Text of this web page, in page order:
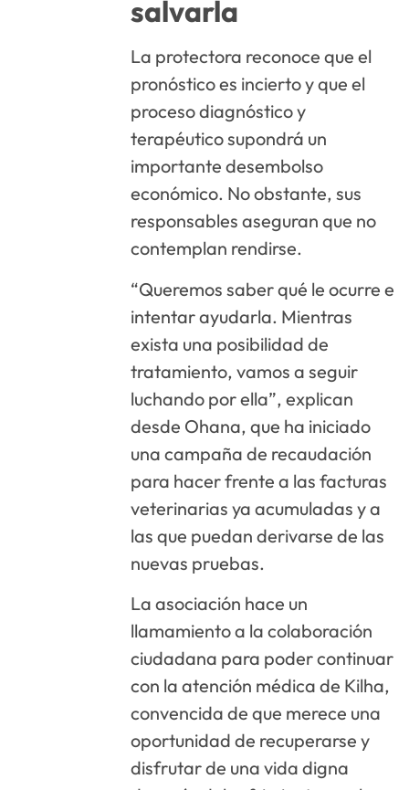
salvarla
La protectora reconoce que el
pronóstico es incierto y que el
proceso diagnóstico y
terapéutico supondrá un
importante desembolso
económico. No obstante, sus
responsables aseguran que no
contemplan rendirse.
“Queremos saber qué le ocurre e
intentar ayudarla. Mientras
exista una posibilidad de
tratamiento, vamos a seguir
luchando por ella”, explican
desde Ohana, que ha iniciado
una campaña de recaudación
para hacer frente a las facturas
veterinarias ya acumuladas y a
las que puedan derivarse de las
nuevas pruebas.
La asociación hace un
llamamiento a la colaboración
ciudadana para poder continuar
con la atención médica de Kilha,
convencida de que merece una
oportunidad de recuperarse y
disfrutar de una vida digna